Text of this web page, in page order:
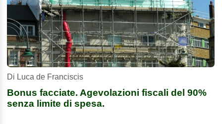
Di Luca de Franciscis
Bonus facciate. Agevolazioni fiscali del 90%
senza limite di spesa.